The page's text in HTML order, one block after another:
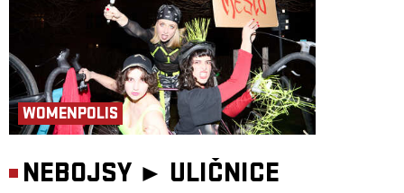
WOMENPOLIS
NEBOJSY ► ULIČNICE